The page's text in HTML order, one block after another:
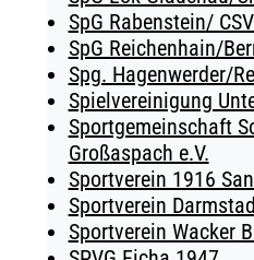
SpG Rabenstein/
SpG Reichenhain/
Spg. Hagenwerder/
Spielvereinigung
Sportgemeinschaft
Großaspach e.V.
Sportverein 1916
Sportverein
Sportverein Wacker